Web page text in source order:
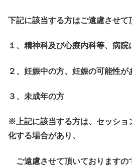
下記に該当する方はご遠慮させて
１、精神科及び心療内科等、病
２、妊娠中の方、妊娠の可能性が
３、未成年の方
※上記に該当する方は、セッショ
化する場合があり、
ご遠慮させて頂いておりますの